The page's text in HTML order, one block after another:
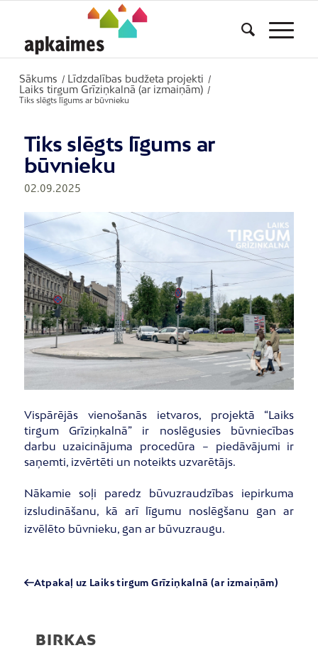
Sākums / Līdzdalības budžeta projekti /
Laiks tirgum Grīziņkalnā (ar izmaiņām) /
Tiks slēgts līgums ar būvnieku
Tiks slēgts līgums ar
būvnieku
02.09.2025
Vispārējās vienošanās ietvaros, projektā “Laiks
tirgum Grīziņkalnā” ir noslēgusies būvniecības
darbu uzaicinājuma procedūra – piedāvājumi ir
saņemti, izvērtēti un noteikts uzvarētājs.
Nākamie soļi paredz būvuzraudzības iepirkuma
izsludināšanu, kā arī līgumu noslēgšanu gan ar
izvēlēto būvnieku, gan ar būvuzraugu.
Atpakaļ uz Laiks tirgum Grīziņkalnā (ar izmaiņām)
BIRKAS